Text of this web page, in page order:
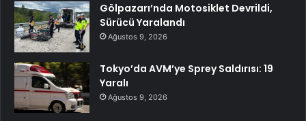
Gölpazarı’nda Motosiklet Devrildi,
Sürücü Yaralandı
Ağustos 9, 2026
Tokyo’da AVM’ye Sprey Saldırısı: 19
Yaralı
Ağustos 9, 2026